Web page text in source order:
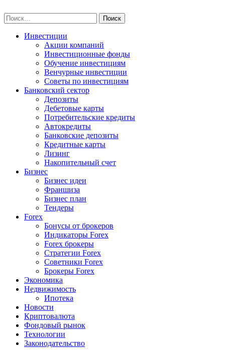
to
content
Найти:
Инвестиции
Акции компаний
Инвестиционные фонды
Обучение инвестициям
Венчурные инвестиции
Советы по инвестициям
Банковский сектор
Депозиты
Дебетовые карты
Потребительские кредиты
Автокредиты
Банковские депозиты
Кредитные карты
Лизинг
Накопительный счет
Бизнес
Бизнес идеи
Франшиза
Бизнес план
Тендеры
Forex
Бонусы от брокеров
Индикаторы Forex
Forex брокеры
Стратегии Forex
Советники Forex
Брокеры Forex
Экономика
Недвижимость
Ипотека
Новости
Криптовалюта
Фондовый рынок
Технологии
Законодательство